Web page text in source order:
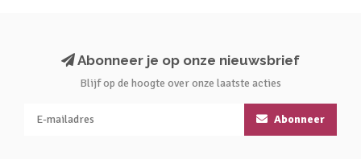
Abonneer je op onze nieuwsbrief
Blijf op de hoogte over onze laatste acties
Abonneer